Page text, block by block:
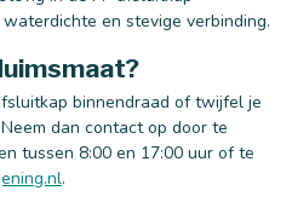
en stevige verbinding.
binnendraad of twijfel je
dan contact op door te
tussen 8:00 en 17:00 uur of te
.